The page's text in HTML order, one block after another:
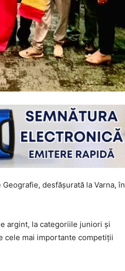
desfășurată la Varna, în
argint, la categoriile juniori și
cele mai importante competiții